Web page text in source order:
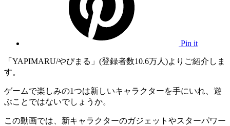
Pin it
「YAPIMARU/やぴまる」(登録者数10.6万人)よりご紹介しま
す。
ゲームで楽しみの1つは新しいキャラクターを手にいれ、遊
ぶことではないでしょうか。
この動画では、新キャラクターのガジェットやスターパワー